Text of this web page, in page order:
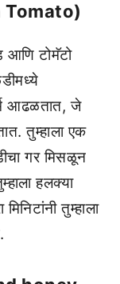
आणि टोमॅटो
आढळतात, जे
तुम्हाला एक
गर मिसळून
हलक्या
तुम्हाला